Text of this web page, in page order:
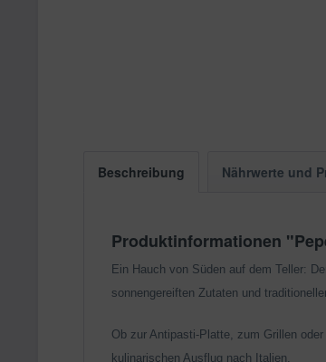
Beschreibung Nährwerte und
Produktinformationen
Ein Hauch von Süden auf dem Teller:
sonnengereiften Zutaten und
Ob zur Antipasti-Platte, zum Grillen
kulinarischen Ausflug nach Italien.